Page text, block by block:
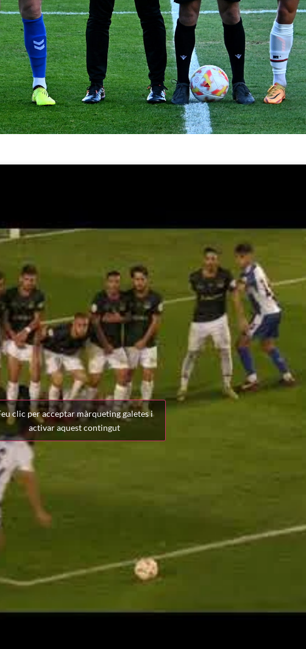
clic per acceptar màrqueting galetes i
activar aquest contingut